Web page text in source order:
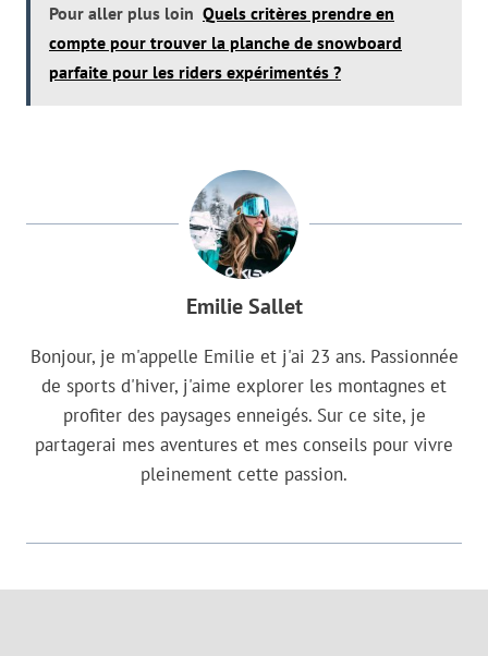
Pour aller plus loin Quels critères prendre en
compte pour trouver la planche de snowboard
parfaite pour les riders expérimentés ?
Emilie Sallet
Bonjour, je m'appelle Emilie et j'ai 23 ans. Passionnée
de sports d'hiver, j'aime explorer les montagnes et
profiter des paysages enneigés. Sur ce site, je
partagerai mes aventures et mes conseils pour vivre
pleinement cette passion.